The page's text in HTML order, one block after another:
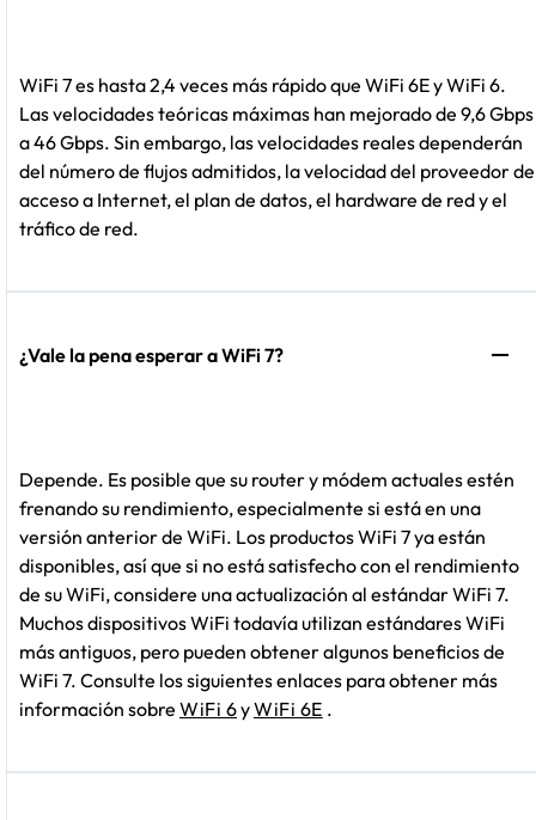
WiFi 7 es hasta 2,4 veces más rápido que WiFi 6E y WiFi 6.
Las velocidades teóricas máximas han mejorado de 9,6 Gbps
a 46 Gbps. Sin embargo, las velocidades reales dependerán
del número de flujos admitidos, la velocidad del proveedor de
acceso a Internet, el plan de datos, el hardware de red y el
tráfico de red.
¿Vale la pena esperar a WiFi 7?
Depende. Es posible que su router y módem actuales estén
frenando su rendimiento, especialmente si está en una
versión anterior de WiFi. Los productos WiFi 7 ya están
disponibles, así que si no está satisfecho con el rendimiento
de su WiFi, considere una actualización al estándar WiFi 7.
Muchos dispositivos WiFi todavía utilizan estándares WiFi
más antiguos, pero pueden obtener algunos beneficios de
WiFi 7. Consulte los siguientes enlaces para obtener más
información sobre WiFi 6yWiFi 6E .